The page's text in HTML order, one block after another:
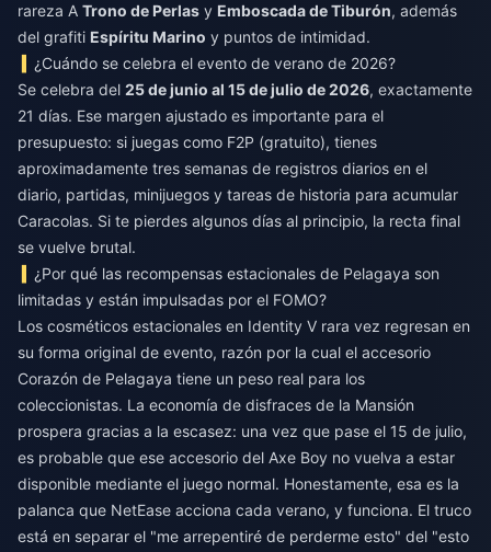
rareza A Trono de Perlas y Emboscada de Tiburón, además
del grafiti Espíritu Marino y puntos de intimidad.
¿Cuándo se celebra el evento de verano de 2026?
Se celebra del 25 de junio al 15 de julio de 2026, exactamente
21 días. Ese margen ajustado es importante para el
presupuesto: si juegas como F2P (gratuito), tienes
aproximadamente tres semanas de registros diarios en el
diario, partidas, minijuegos y tareas de historia para acumular
Caracolas. Si te pierdes algunos días al principio, la recta final
se vuelve brutal.
¿Por qué las recompensas estacionales de Pelagaya son
limitadas y están impulsadas por el FOMO?
Los cosméticos estacionales en Identity V rara vez regresan en
su forma original de evento, razón por la cual el accesorio
Corazón de Pelagaya tiene un peso real para los
coleccionistas. La economía de disfraces de la Mansión
prospera gracias a la escasez: una vez que pase el 15 de julio,
es probable que ese accesorio del Axe Boy no vuelva a estar
disponible mediante el juego normal. Honestamente, esa es la
palanca que NetEase acciona cada verano, y funciona. El truco
está en separar el "me arrepentiré de perderme esto" del "esto